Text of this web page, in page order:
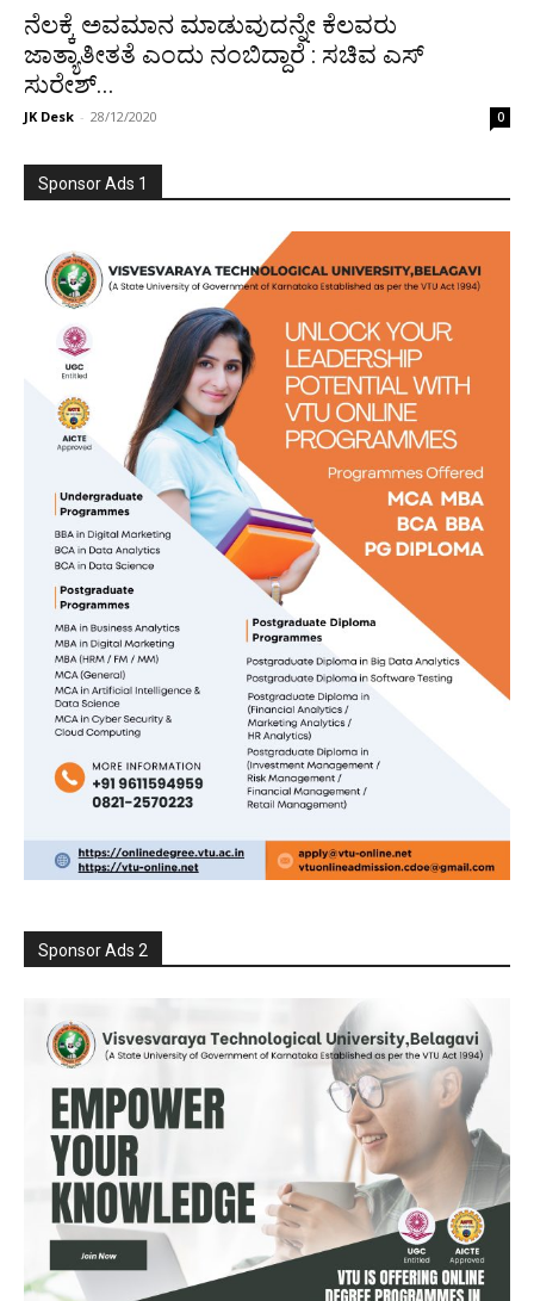
ನೆಲಕ್ಕೆ ಅವಮಾನ ಮಾಡುವುದನ್ನೇ ಕೆಲವರು
ಜಾತ್ಯಾತೀತತೆ ಎಂದು ನಂಬಿದ್ದಾರೆ : ಸಚಿವ ಎಸ್
ಸುರೇಶ್...
JK Desk - 28/12/2020 0
Sponsor Ads 1
Sponsor Ads 2